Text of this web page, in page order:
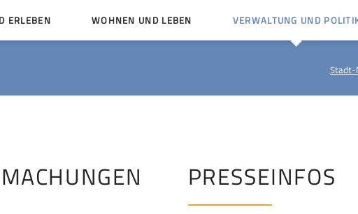
ERLEBEN WOHNEN UND LEBEN VERWALTUNG UND
Politische Gremien
Stadt-
PRESSEINFOS